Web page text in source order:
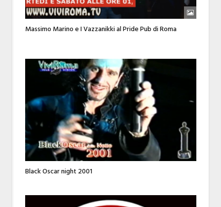
Massimo Marino e I Vazzanikki al Pride Pub di Roma
Black Oscar night 2001